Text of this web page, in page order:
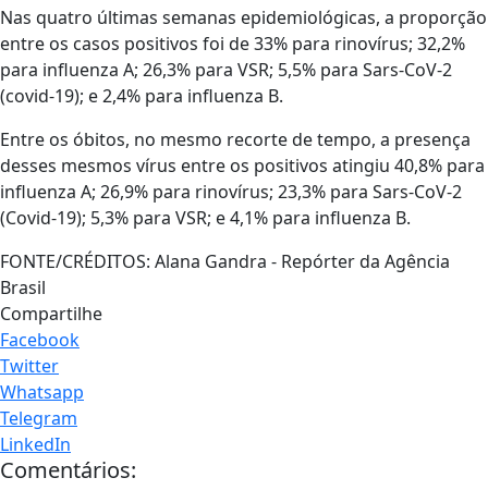
Nas quatro últimas semanas epidemiológicas, a proporção
entre os casos positivos foi de 33% para rinovírus; 32,2%
para influenza A; 26,3% para VSR; 5,5% para Sars-CoV-2
(covid-19); e 2,4% para influenza B.
Entre os óbitos, no mesmo recorte de tempo, a presença
desses mesmos vírus entre os positivos atingiu 40,8% para
influenza A; 26,9% para rinovírus; 23,3% para Sars-CoV-2
(Covid-19); 5,3% para VSR; e 4,1% para influenza B.
FONTE/CRÉDITOS: Alana Gandra - Repórter da Agência
Brasil
Compartilhe
Facebook
Twitter
Whatsapp
Telegram
LinkedIn
Comentários: